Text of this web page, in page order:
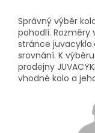
Správný výběr
pohodlí.
stránce
srovnání. K
prodejny
vhodné kolo a